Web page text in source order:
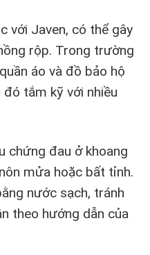
với Javen, có thể gây
rộp. Trong trường
áo và đồ bảo hộ
đó tắm kỹ với nhiều
chứng đau ở khoang
mửa hoặc bất tỉnh.
nước sạch, tránh
theo hướng dẫn của